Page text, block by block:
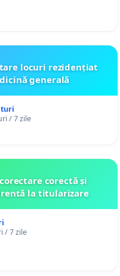
locuri rezidențiat
generală
/ 7 zile
corectă și
la titularizare
/ 7 zile